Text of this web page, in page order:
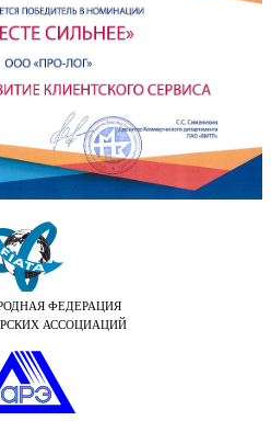
ФЕДЕРАЦИЯ
АССОЦИАЦИЙ